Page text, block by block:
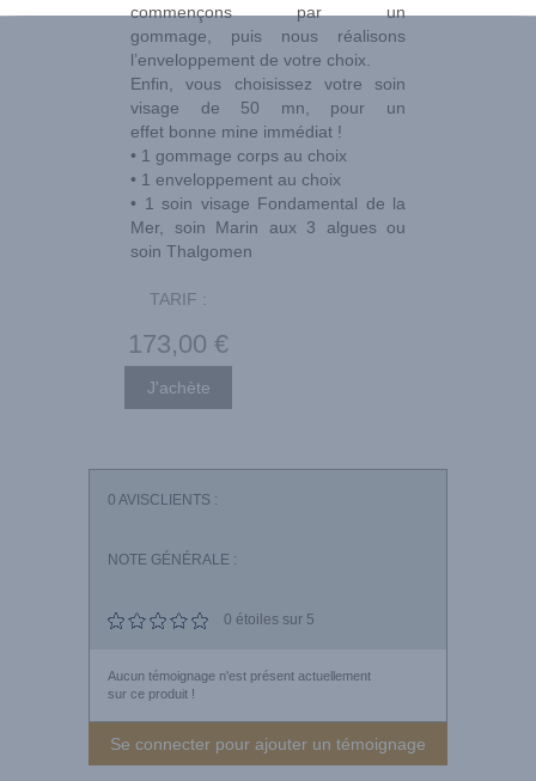
commençons par un
gommage, puis nous réalisons
l’enveloppement de votre choix.
Enfin, vous choisissez votre soin
visage de 50 mn, pour un
effet bonne mine immédiat !
• 1 gommage corps au choix
• 1 enveloppement au choix
• 1 soin visage Fondamental de la
Mer, soin Marin aux 3 algues ou
soin Thalgomen
TARIF :
173,00 €
0 AVISCLIENTS :
NOTE GÉNÉRALE :
0 étoiles sur 5
Aucun témoignage n'est présent actuellement
sur ce produit !
Se connecter pour ajouter un témoignage